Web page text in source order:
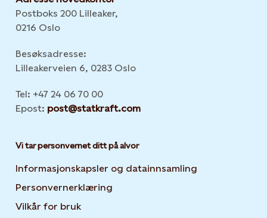
Postboks 200 Lilleaker,
0216 Oslo
Besøksadresse:
Lilleakerveien 6, 0283 Oslo
Tel: +47 24 06 70 00
Epost: post@statkraft.com
Vi tar personvernet ditt på alvor
Informasjonskapsler og datainnsamling
Personvernerklæring
Vilkår for bruk